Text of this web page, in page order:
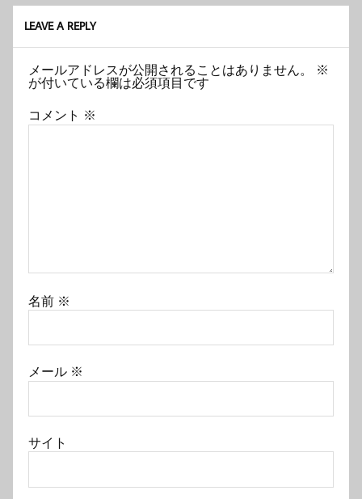
LEAVE A REPLY
メールアドレスが公開されることはありません。
※
が付いている欄は必須項目です
コメント ※
名前 ※
メール ※
サイト